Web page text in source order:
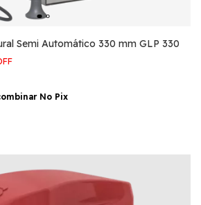
Semi Automático 330 mm GLP 330
No Pix